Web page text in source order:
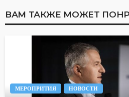
ВАМ ТАКЖЕ МОЖЕТ
МЕРОПРИТИЯ НОВОСТИ